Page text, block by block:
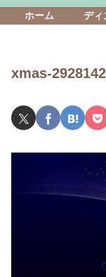
ホーム ディ
xmas-